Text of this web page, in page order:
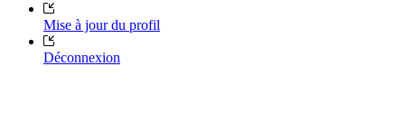
Mise à jour du profil
Déconnexion